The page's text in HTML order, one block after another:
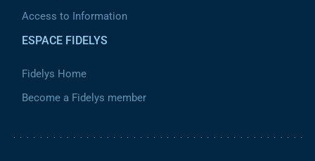
Access to Information
ESPACE FIDELYS
Fidelys Home
Become a Fidelys member